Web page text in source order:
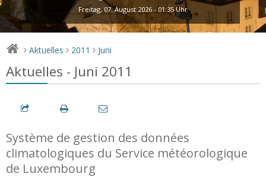
Freitag, 07. August 2026 - 01:35 Uhr
> Aktuelles > 2011 > Juni
Aktuelles - Juni 2011
Système de gestion des données
climatologiques du Service météorologique
de Luxembourg